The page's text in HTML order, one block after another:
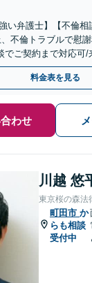
い弁護士】【不倫
不倫トラブルで慰
でご契約まで対応可/
料金表を見る
わせ
川越 悠
東京桜の森法
町田市 か
らも相談
受付中